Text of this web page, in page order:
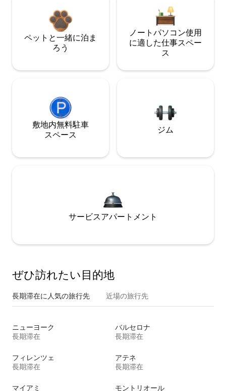
ペットと一緒に泊ま
ろう
ノートパソコン使用
に適した仕事スペー
ス
敷地内無料駐⁠車
ス⁠ペ⁠ー⁠ス
ジム
サービスアパートメント
ぜひ訪⁠れ⁠た⁠い目⁠的⁠地
長期滞在に人気の旅行先 近場の旅行先
ニューヨーク
長期滞在
バルセロナ
長期滞在
フィレンツェ
長期滞在
アテネ
長期滞在
マイアミ モントリオール